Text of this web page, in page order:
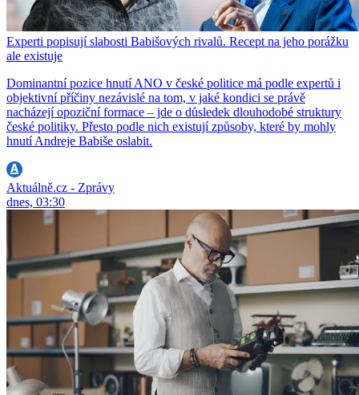
Experti popisují slabosti Babišových rivalů. Recept na jeho porážku
ale existuje
Dominantní pozice hnutí ANO v české politice má podle expertů i
objektivní příčiny nezávislé na tom, v jaké kondici se právě
nacházejí opoziční formace – jde o důsledek dlouhodobé struktury
české politiky. Přesto podle nich existují způsoby, které by mohly
hnutí Andreje Babiše oslabit.
Aktuálně.cz - Zprávy
dnes, 03:30